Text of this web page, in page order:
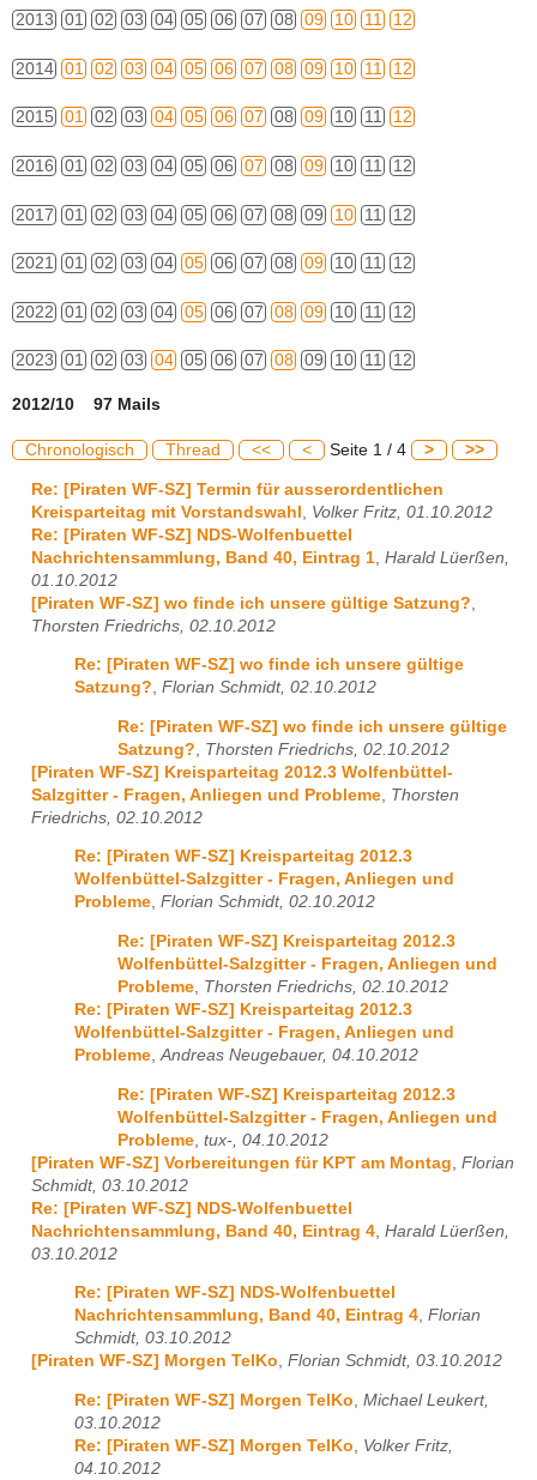
2013 01 02 03 04 05 06 07 08 09 10 11 12
2014 01 02 03 04 05 06 07 08 09 10 11 12
2015 01 02 03 04 05 06 07 08 09 10 11 12
2016 01 02 03 04 05 06 07 08 09 10 11 12
2017 01 02 03 04 05 06 07 08 09 10 11 12
2021 01 02 03 04 05 06 07 08 09 10 11 12
2022 01 02 03 04 05 06 07 08 09 10 11 12
2023 01 02 03 04 05 06 07 08 09 10 11 12
2012/10 97 Mails
Chronologisch Thread << < Seite 1 / 4 > >>
Re: [Piraten WF-SZ] Termin für ausserordentlichen
Kreisparteitag mit Vorstandswahl
Volker Fritz, 01.10.2012
Re: [Piraten WF-SZ] NDS-Wolfenbuettel
Nachrichtensammlung, Band 40, Eintrag 1 Harald Lüerßen,
01.10.2012
[Piraten WF-SZ] wo finde ich unsere gültige Satzung?
Thorsten Friedrichs, 02.10.2012
Re: [Piraten WF-SZ] wo finde ich unsere gültige
Satzung?, Florian Schmidt, 02.10.2012
Re: [Piraten WF-SZ] wo finde ich unsere gültige
Satzung?
Thorsten Friedrichs, 02.10.2012
[Piraten WF-SZ] Kreisparteitag 2012.3 Wolfenbüttel-
Salzgitter - Fragen, Anliegen und Probleme Thorsten
Friedrichs, 02.10.2012
Re: [Piraten WF-SZ] Kreisparteitag 2012.3
Wolfenbüttel-Salzgitter - Fragen, Anliegen und
Probleme, Florian Schmidt, 02.10.2012
Re: [Piraten WF-SZ] Kreisparteitag 2012.3
Wolfenbüttel-Salzgitter - Fragen, Anliegen und
Probleme Thorsten Friedrichs, 02.10.2012
Re: [Piraten WF-SZ] Kreisparteitag 2012.3
Wolfenbüttel-Salzgitter - Fragen, Anliegen und
Probleme Andreas Neugebauer, 04.10.2012
Re: [Piraten WF-SZ] Kreisparteitag 2012.3
Wolfenbüttel-Salzgitter - Fragen, Anliegen und
Probleme tux-, 04.10.2012
[Piraten WF-SZ] Vorbereitungen für KPT am Montag Florian
Schmidt, 03.10.2012
Re: [Piraten WF-SZ] NDS-Wolfenbuettel
Nachrichtensammlung, Band 40, Eintrag 4 Harald Lüerßen,
03.10.2012
Re: [Piraten WF-SZ] NDS-Wolfenbuettel
Nachrichtensammlung, Band 40, Eintrag 4, Florian
Schmidt, 03.10.2012
[Piraten WF-SZ] Morgen TelKo, Florian Schmidt, 03.10.2012
Re: [Piraten WF-SZ] Morgen TelKo Michael Leukert,
03.10.2012
Re: [Piraten WF-SZ] Morgen TelKo
Volker Fritz,
04.10.2012